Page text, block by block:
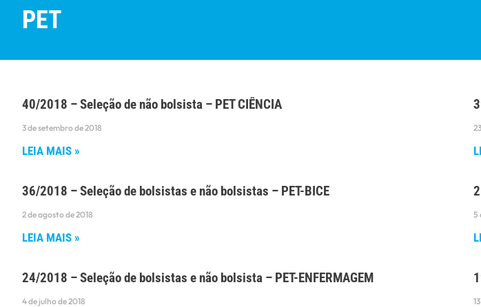
PET
40/2018 – Seleção de não bolsista – PET CIÊNCIA
3 de setembro de 2018
LEIA MAIS »
36/2018 – Seleção de bolsistas e não bolsistas – PET-BICE
2 de agosto de 2018
LEIA MAIS »
5
24/2018 – Seleção de bolsistas e não bolsista – PET-ENFERMAGEM
4 de julho de 2018